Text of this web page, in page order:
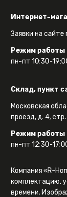
Интернет-
Заявки на
Режим работы
пн-пт 10:30-
Склад, пункт
Московская
проезд, д. 4,
Режим работы
пн-пт 12:30-
Компания «R-
комплектацию,
времени.